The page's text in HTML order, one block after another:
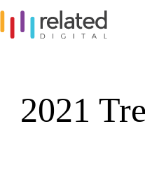
content
2021